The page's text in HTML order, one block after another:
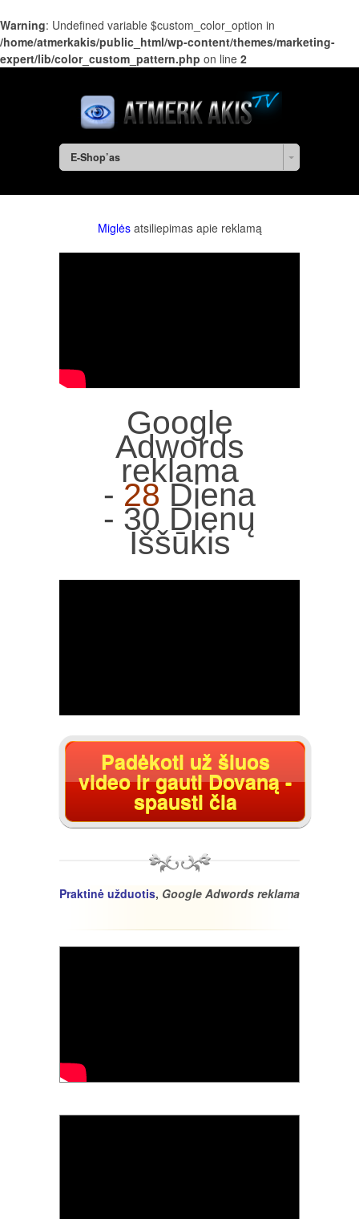
Warning: Undefined variable $custom_color_option in
/home/atmerkakis/public_html/wp-content/themes/marketing-
expert/lib/color_custom_pattern.php on line 2
E-Shop’as
Miglėsatsiliepimas apie reklamą
Google
Adwords
reklama
- 28 Diena
- 30 Dienų
Iššūkis
Padėkoti už šiuos
video ir gauti Dovaną -
spausti čia
Praktinė užduotis, Google Adwords reklama